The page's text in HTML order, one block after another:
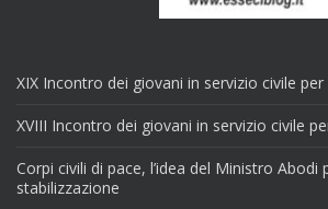
XIX Incontro dei giovani in servizio civile
XVIII Incontro dei giovani in servizio civile
Corpi civili di pace, l’idea del Ministro Abodi
stabilizzazione